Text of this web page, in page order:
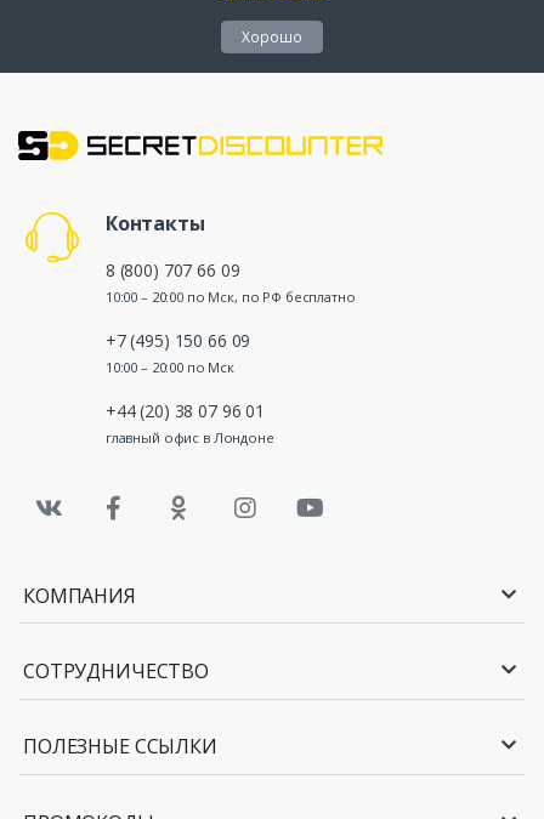
Хорошо
Контакты
8 (800) 707 66 09
10:00 – 20:00 по Мск, по РФ бесплатно
+7 (495) 150 66 09
10:00 – 20:00 по Мск
+44 (20) 38 07 96 01
главный офис в Лондоне
КОМПАНИЯ
СОТРУДНИЧЕСТВО
ПОЛЕЗНЫЕ ССЫЛКИ